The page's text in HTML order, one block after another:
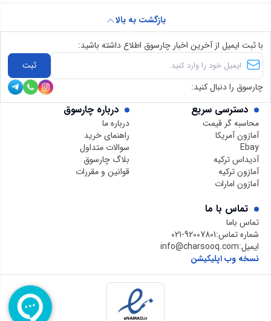
دسترسی سریع
محاسبه گر قیمت
آمازون آمریکا
Ebay
آدیداس ترکیه
آمازون ترکیه
آمازون امارات
درباره چارسوق
درباره ما
راهنمای خرید
سوالات متداول
بلاگ چارسوق
قوانین و مقررات
تماس با ما
تماس باما
شماره تماس:021-92007801
ایمیل:info@charsooq.com
نسخه وب اپلیکیشن
بازگشت به بالا
با ثبت ایمیل از آخرین اخبار چارسوق اطلاع داشته باشید:
ثبت
چارسوق را دنبال کنید: